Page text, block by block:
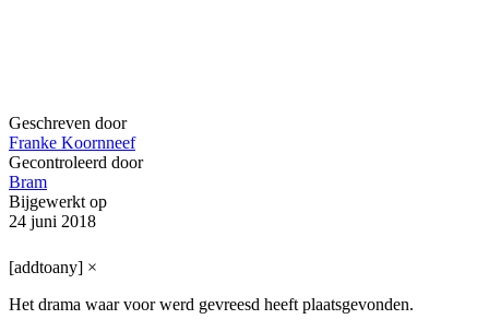
Geschreven door
Franke Koornneef
Gecontroleerd door
Bram
Bijgewerkt op
24 juni 2018
[addtoany] ×
Het drama waar voor werd gevreesd heeft plaatsgevonden.